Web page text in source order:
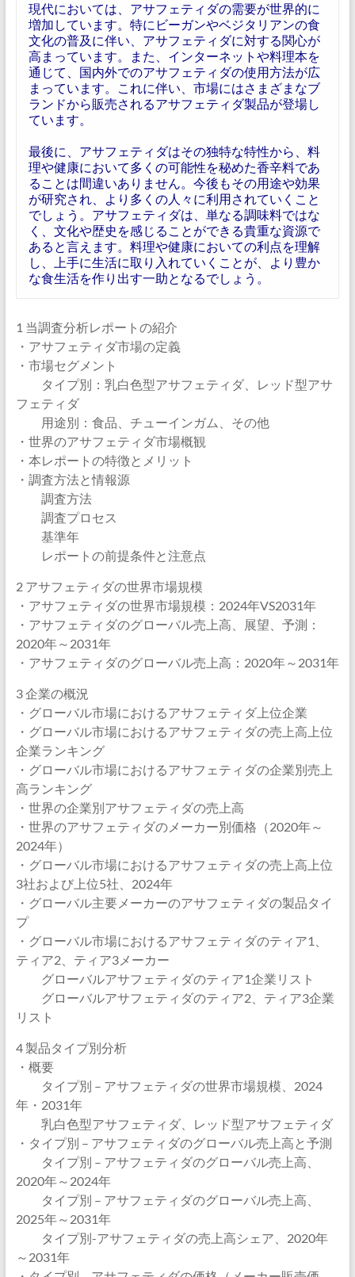
現代においては、アサフェティダの需要が世界的に
増加しています。特にビーガンやベジタリアンの食
文化の普及に伴い、アサフェティダに対する関心が
高まっています。また、インターネットや料理本を
通じて、国内外でのアサフェティダの使用方法が広
まっています。これに伴い、市場にはさまざまなブ
ランドから販売されるアサフェティダ製品が登場し
ています。
最後に、アサフェティダはその独特な特性から、料
理や健康において多くの可能性を秘めた香辛料であ
ることは間違いありません。今後もその用途や効果
が研究され、より多くの人々に利用されていくこと
でしょう。アサフェティダは、単なる調味料ではな
く、文化や歴史を感じることができる貴重な資源で
あると言えます。料理や健康においての利点を理解
し、上手に生活に取り入れていくことが、より豊か
な食生活を作り出す一助となるでしょう。
1 当調査分析レポートの紹介
・アサフェティダ市場の定義
・市場セグメント
タイプ別：乳白色型アサフェティダ、レッド型アサ
フェティダ
用途別：食品、チューインガム、その他
・世界のアサフェティダ市場概観
・本レポートの特徴とメリット
・調査方法と情報源
調査方法
調査プロセス
基準年
レポートの前提条件と注意点
2 アサフェティダの世界市場規模
・アサフェティダの世界市場規模：2024年VS2031年
・アサフェティダのグローバル売上高、展望、予測：
2020年～2031年
・アサフェティダのグローバル売上高：2020年～2031年
3 企業の概況
・グローバル市場におけるアサフェティダ上位企業
・グローバル市場におけるアサフェティダの売上高上位
企業ランキング
・グローバル市場におけるアサフェティダの企業別売上
高ランキング
・世界の企業別アサフェティダの売上高
・世界のアサフェティダのメーカー別価格（2020年～
2024年）
・グローバル市場におけるアサフェティダの売上高上位
3社および上位5社、2024年
・グローバル主要メーカーのアサフェティダの製品タイ
プ
・グローバル市場におけるアサフェティダのティア1、
ティア2、ティア3メーカー
グローバルアサフェティダのティア1企業リスト
グローバルアサフェティダのティア2、ティア3企業
リスト
4 製品タイプ別分析
・概要
タイプ別 – アサフェティダの世界市場規模、2024
年・2031年
乳白色型アサフェティダ、レッド型アサフェティダ
・タイプ別 – アサフェティダのグローバル売上高と予測
タイプ別 – アサフェティダのグローバル売上高、
2020年～2024年
タイプ別 – アサフェティダのグローバル売上高、
2025年～2031年
タイプ別-アサフェティダの売上高シェア、2020年
～2031年